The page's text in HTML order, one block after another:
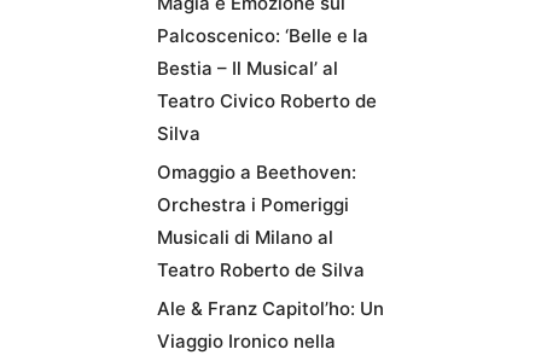
Palcoscenico: ‘Belle e la
Bestia – Il Musical’ al
Teatro Civico Roberto de
Silva
Omaggio a Beethoven:
Orchestra i Pomeriggi
Musicali di Milano al
Teatro Roberto de Silva
Ale & Franz Capitol’ho: Un
Viaggio Ironico nella